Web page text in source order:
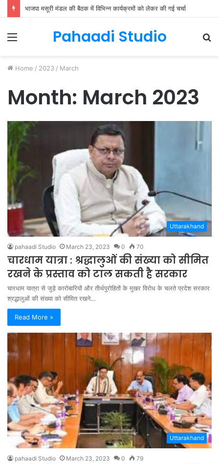
भाजपा मसूरी मंडल की बैठक में विभिन्न कार्यक्रमों को लेकर की गई चर्चा
Pahaadi Studio
Home / 2023 / March
Month: March 2023
Uttarakhand
pahaadi Studio March 23, 2023 0 70
चारधाम यात्रा : श्रद्धालुओं की संख्या को सीमित
रखने के प्रस्ताव को टाल सकती है सरकार
चारधाम यात्रा से जुड़े कारोबारियों और तीर्थपुरोहितों के मुखर विरोध के चलते प्रदेश सरकार
श्रद्धालुओं की संख्या को सीमित रखने…
Read More »
Uttarakhand
pahaadi Studio March 23, 2023 0 79